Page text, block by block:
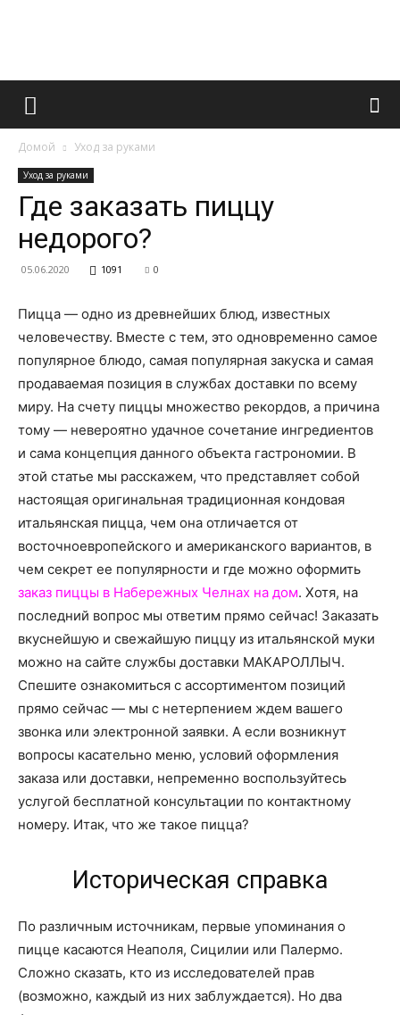
Французский
все
о
нем
Домой Уход за руками
Уход за руками
Где заказать пиццу
недорого?
05.06.2020 1091 0
Пицца — одно из древнейших блюд, известных
человечеству. Вместе с тем, это одновременно самое
популярное блюдо, самая популярная закуска и самая
продаваемая позиция в службах доставки по всему
миру. На счету пиццы множество рекордов, а причина
тому — невероятно удачное сочетание ингредиентов
и сама концепция данного объекта гастрономии. В
этой статье мы расскажем, что представляет собой
настоящая оригинальная традиционная кондовая
итальянская пицца, чем она отличается от
восточноевропейского и американского вариантов, в
чем секрет ее популярности и где можно оформить
заказ пиццы в Набережных Челнах на дом. Хотя, на
последний вопрос мы ответим прямо сейчас! Заказать
вкуснейшую и свежайшую пиццу из итальянской муки
можно на сайте службы доставки МАКАРОЛЛЫЧ.
Спешите ознакомиться с ассортиментом позиций
прямо сейчас — мы с нетерпением ждем вашего
звонка или электронной заявки. А если возникнут
вопросы касательно меню, условий оформления
заказа или доставки, непременно воспользуйтесь
услугой бесплатной консультации по контактному
номеру. Итак, что же такое пицца?
Историческая справка
По различным источникам, первые упоминания о
пицце касаются Неаполя, Сицилии или Палермо.
Сложно сказать, кто из исследователей прав
(возможно, каждый из них заблуждается). Но два